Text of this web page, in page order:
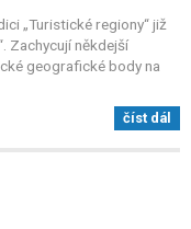
„Turistické regiony“ již
Zachycují někdejší
geografické body na
číst dál